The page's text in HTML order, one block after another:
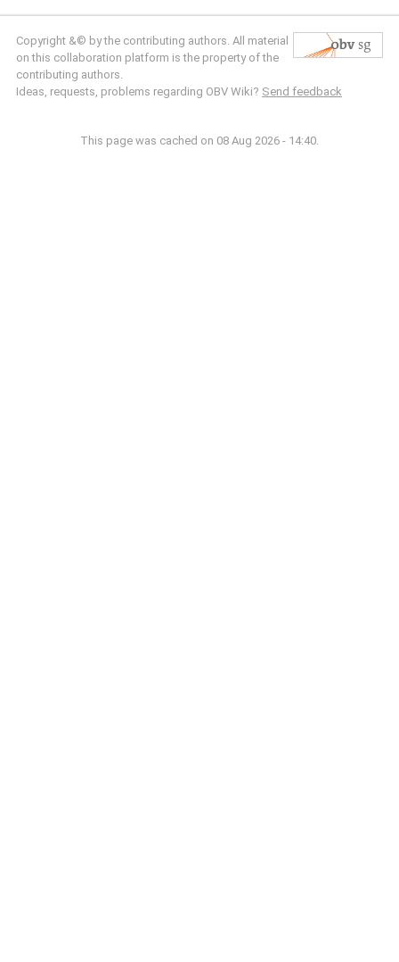
Copyright &© by the contributing authors. All material
on this collaboration platform is the property of the
contributing authors.
Ideas, requests, problems regarding OBV Wiki? Send feedback
This page was cached on 08 Aug 2026 - 14:40.